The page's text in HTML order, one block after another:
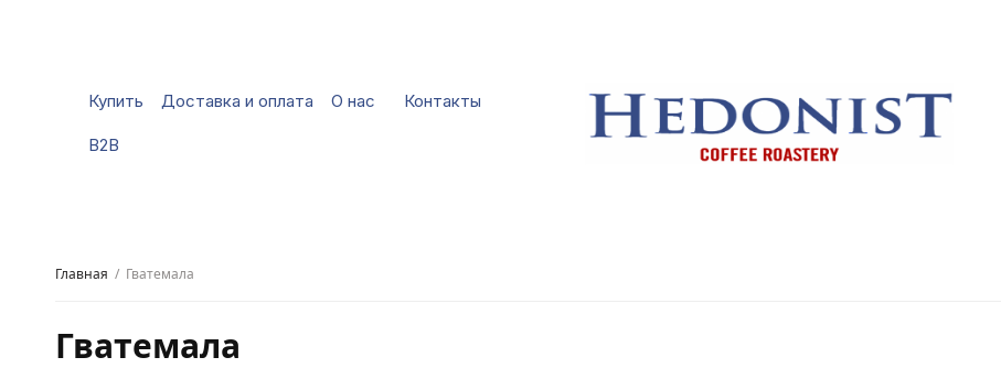
Купить Доставка и оплата О нас Контакты
B2B
Главная / Гватемала
Гватемала